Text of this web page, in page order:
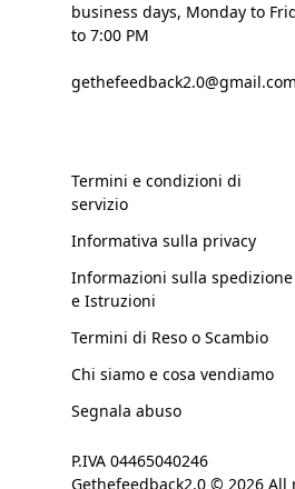
business days, Monday to
to 7:00 PM
gethefeedback2.0@gmail.com
Termini e condizioni di
servizio
Informativa sulla privacy
Informazioni sulla spedizione
e Istruzioni
Termini di Reso o Scambio
Chi siamo e cosa vendiamo
Segnala abuso
P.IVA 04465040246
Gethefeedback2.0 © 2026 All